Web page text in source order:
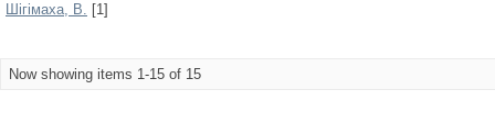
Шігімаха, В. [1]
Now showing items 1-15 of 15